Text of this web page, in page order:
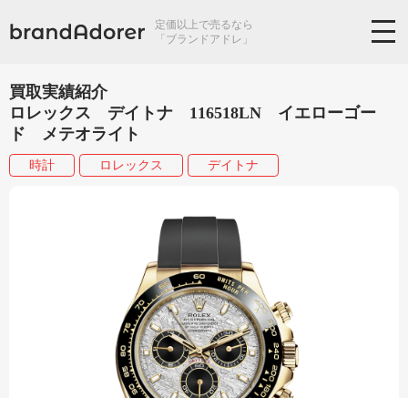
定価以上で売るなら
「ブランドアドレ」
買取実績紹介
ロレックス デイトナ 116518LN イエローゴー
ド メテオライト
時計 ロレックス デイトナ